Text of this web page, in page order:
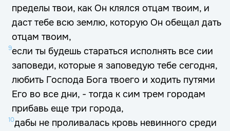
пределы твои, как Он клялся отцам твоим, и
даст тебе всю землю, которую Он обещал дать
отцам твоим,
9если ты будешь стараться исполнять все сии
заповеди, которые я заповедую тебе сегодня,
любить Господа Бога твоего и ходить путями
Его во все дни, - тогда к сим трем городам
прибавь еще три города,
10дабы не проливалась кровь невинного среди